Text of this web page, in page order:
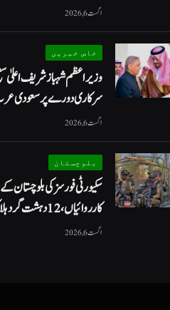
اگست 6, 2026
خاص خبریں
وزیراعظم شہبازشریف اعلیٰ
سرکاری دورے پر سعودی
اگست 6, 2026
بلوچستان
سکیورٹی فورسز کی بلوچستان
کارروائیاں ، 12 دہشت گرد ہلاک
اگست 6, 2026